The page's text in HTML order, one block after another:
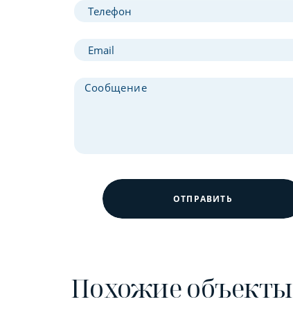
ОТПРАВИТЬ
Похожие объекты